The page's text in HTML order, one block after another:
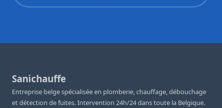
Sanichauffe
Entreprise belge spécialisée en plomberie, chauffage, débouchage
et détection de fuites. Intervention 24h/24 dans toute la Belgique.